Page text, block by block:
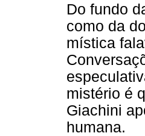
Do fundo
como da
mística
mistério é
Giachini
humana.